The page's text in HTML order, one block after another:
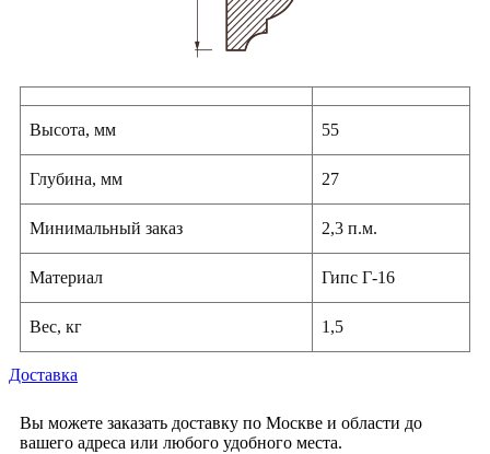
Высота, мм 55
Глубина, мм 27
Минимальный заказ 2,3 п.м.
Материал Гипс Г-16
Вес, кг 1,5
Доставка
Вы можете заказать доставку по Москве и области до
вашего адреса или любого удобного места.